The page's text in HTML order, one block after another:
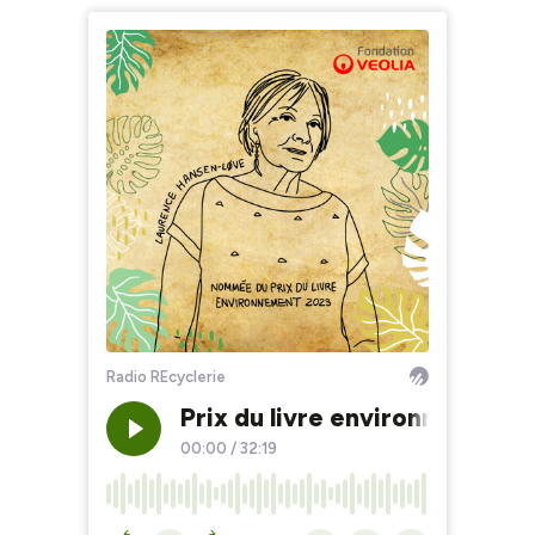
Radio REcyclerie
Prix du livre environnement
00:00 / 32:19